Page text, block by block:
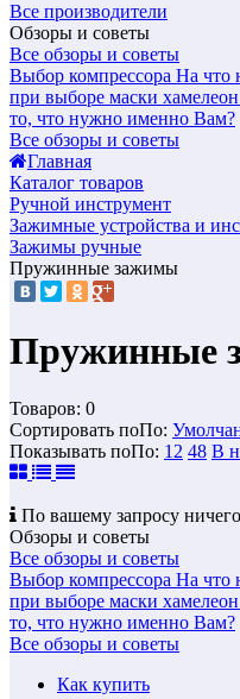
Все производители
Обзоры и советы
Все обзоры и советы
Выбор компрессора На что
при выборе маски
то, что нужно именно Вам?
Все обзоры и советы
Главная
Каталог товаров
Ручной инструмент
Зажимные устройства и
Зажимы ручные
Пружинные зажимы
Пружинные
Товаров: 0
Сортировать поПо:
Показывать поПо: 12 48 В
По вашему запросу
Обзоры и советы
Все обзоры и советы
Выбор компрессора На что
при выборе маски
то, что нужно именно Вам?
Все обзоры и советы
Как купить